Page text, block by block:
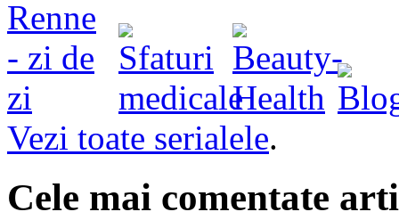
Vezi toate serialele.
Cele mai comentate